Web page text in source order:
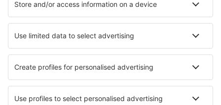
Cazare în Florenţa Cazare în Napoli Cazare în Milano
Cazare în Roma Cazare în Palermo
Cazare în Cisternino Cazare în Amalfi Cazare în Triest
Cele mai bune locuri de cazare - orașe